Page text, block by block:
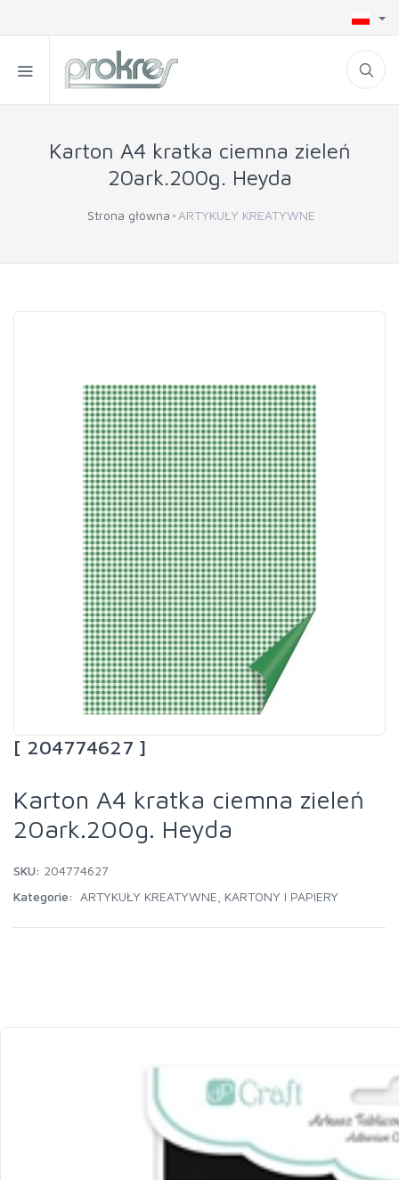
Karton A4 kratka ciemna zieleń
20ark.200g. Heyda
Strona główna ARTYKUŁY KREATYWNE
[ 204774627 ]
Karton A4 kratka ciemna zieleń
20ark.200g. Heyda
SKU: 204774627
Kategorie:
ARTYKUŁY KREATYWNE KARTONY I PAPIERY